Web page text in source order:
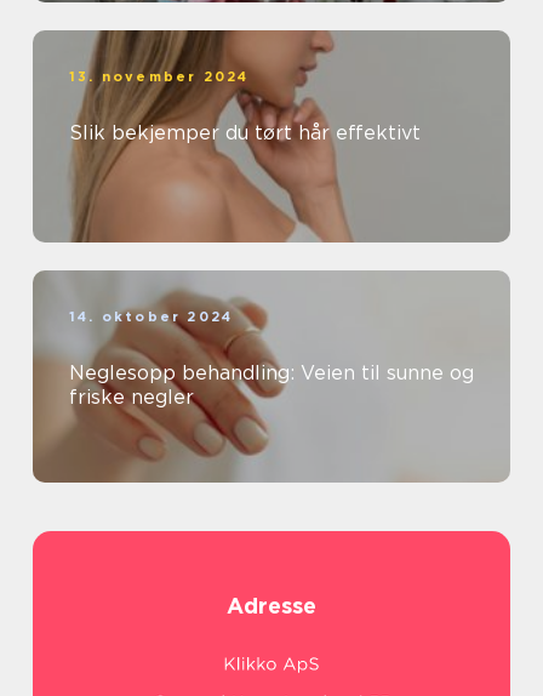
13. november 2024
Slik bekjemper du tørt hår effektivt
14. oktober 2024
Neglesopp behandling: Veien til sunne og
friske negler
Adresse